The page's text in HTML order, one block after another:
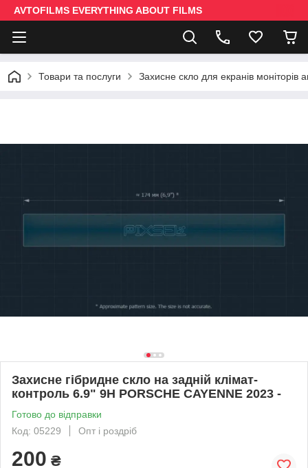
AVTOFILMS EVERYTHING ABOUT FILMS
Товари та послуги Захисне скло для екранів моніторів
Захисне гібридне скло на задній клімат-
контроль 6.9" 9H PORSCHE CAYENNE 2023 -
Готово до відправки
Код: 05229
Опт і роздріб
200 ₴